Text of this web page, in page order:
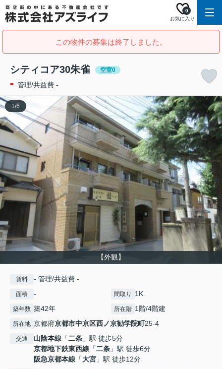
お気に入り
0
この物件の募集は終了しました。
シティコア30朱雀 空室0
- 管理/共益費 -
【外観】
1/6
賃料 - 管理/共益費 -
面積 - 間取り 1K
築年数 築42年 所在階 1階/4階建
所在地 京都府京都市中京区西ノ京勧学院町25-4
交通 山陰本線 「二条 」駅 徒歩5分
京都地下鉄東西線 「二条 」駅 徒歩6分
阪急京都本線 「大宮 」駅 徒歩12分